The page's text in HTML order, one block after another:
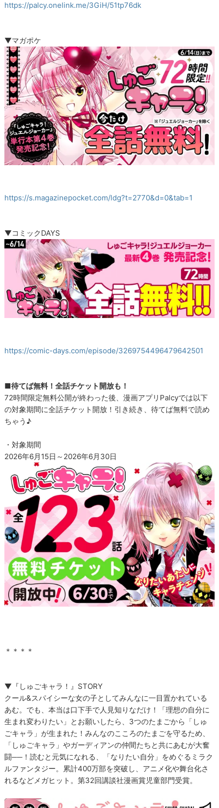
https://palcy.onelink.me/3GiH/51tp76dk
▼マガポケ
https://s.magazinepocket.com/ldg?t=2770&d=0&tab=1
▼コミックDAYS
https://comic-days.com/episode/3269754496479642501
■待てば無料！全話チケット開放も！
72時間限定無料公開が終わった後、漫画アプリPalcyでは以下
の対象期間に全話チケット開放！引き続き、待てば無料で読め
ちゃう♪
・対象期間
2026年6月15日～2026年6月30日
＊＊＊＊
▼『しゅごキャラ！』STORY
クール&スパイシーな女の子としてみんなに一目置かれている
あむ。でも、本当は口下手で人見知りなだけ！「理想の自分に
生まれ変わりたい」とお願いしたら、3つのたまごから「しゅ
ごキャラ」が生まれた！みんなのこころのたまごを守るため、
「しゅごキャラ」やガーディアンの仲間たちと共にあむが大奮
闘──！読むと元気になれる、「なりたい自分」をめぐるミラク
ルファンタジー。累計400万部を突破し、アニメ化や舞台化さ
れるなどメガヒット。第32回講談社漫画賞児童部門受賞。